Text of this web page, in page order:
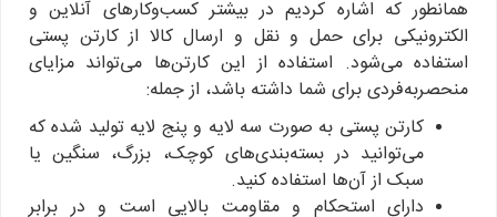
همانطور که اشاره کردیم در بیشتر کسب‌وکارهای آنلاین و
الکترونیکی برای حمل و نقل و ارسال کالا از کارتن پستی
استفاده می‌شود. استفاده از این کارتن‌ها می‌تواند مزایای
منحصربه‌فردی برای شما داشته باشد، از جمله:
کارتن پستی به صورت سه لایه و پنج لایه تولید شده که
می‌توانید در بسته‌بندی‌های کوچک، بزرگ، سنگین یا
سبک از آن‌ها استفاده کنید.
دارای استحکام و مقاومت بالایی است و در برابر